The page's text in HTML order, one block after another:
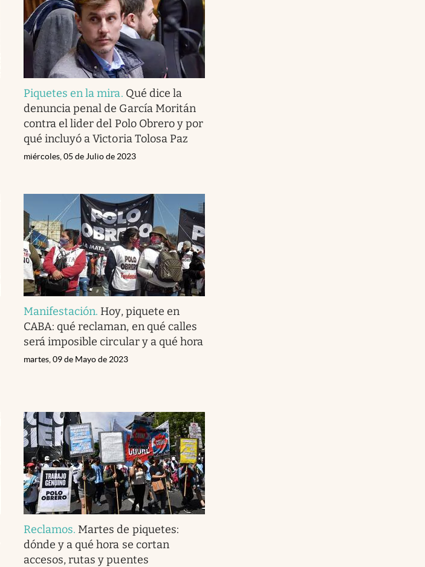
Piquetes en la mira. Qué dice la
denuncia penal de García Moritán
contra el lider del Polo Obrero y por
qué incluyó a Victoria Tolosa Paz
miércoles, 05 de Julio de 2023
Manifestación. Hoy, piquete en
CABA: qué reclaman, en qué calles
será imposible circular y a qué hora
martes, 09 de Mayo de 2023
Reclamos. Martes de piquetes:
dónde y a qué hora se cortan
accesos, rutas y puentes